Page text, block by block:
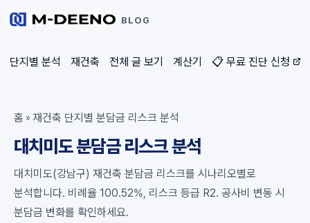
BLOG
단지별 분석 재건축 전체 글 보기 계산기 📋 무료 진단 신청
홈 » 재건축 단지별 분담금 리스크 분석
대치미도 분담금 리스크 분석
대치미도(강남구) 재건축 분담금 리스크를 시나리오별로
분석합니다. 비례율 100.52%, 리스크 등급 R2. 공사비 변동 시
분담금 변화를 확인하세요.